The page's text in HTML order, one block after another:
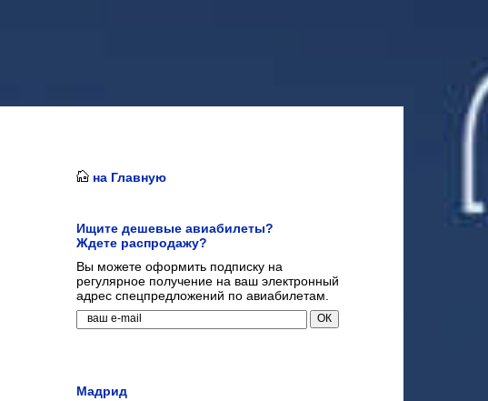
на Главную
Ищите дешевые авиабилеты?
Ждете распродажу?
Вы можете оформить подписку на
регулярное получение на ваш электронный
адрес спецпредложений по авиабилетам.
Мадрид